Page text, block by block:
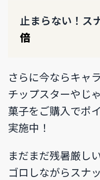
止まらない！ス
倍
さらに今ならキャ
チップスターやじ
菓子をご購入でポ
実施中！
まだまだ残暑厳し
ゴロしながらスナ